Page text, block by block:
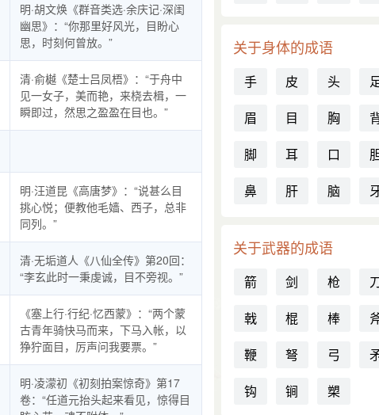
明·胡文焕《群音类选·余庆记·深闺
幽思》：“你那里好风光，目盼心
思，时刻何曾放。”
清·俞樾《楚士吕凤梧》：“于舟中
见一女子，美而艳，来桡去楫，一
瞬即过，然思之盈盈在目也。”
明·汪道昆《高唐梦》：“说甚么目
挑心悦；便教他毛嫱、西子，总非
同列。”
清·无垢道人《八仙全传》第20回：
“李玄此时一秉虔诚，目不旁视。”
《塞上行·行纪·忆西蒙》：“两个蒙
古青年骑快马而来，下马入帐，以
狰狞面目，厉声问我要票。”
明·凌濛初《初刻拍案惊奇》第17
卷：“任道元抬头起来看见，惊得目
关于身体的成语
手 皮 头
眉
目 胸
脚
耳 口
鼻
肝 脑
关于武器的成语
箭 剑 枪
戟
棍 棒
鞭
弩 弓
钩
锏 槊